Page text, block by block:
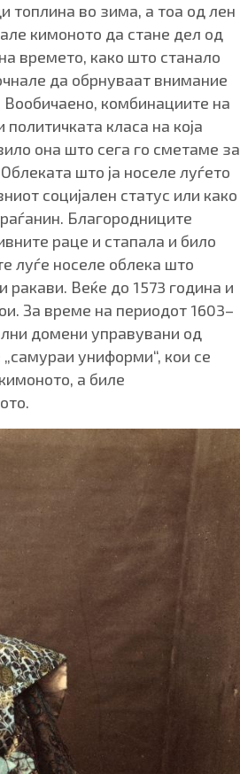
топлина во зима, а тоа од лен
кимоното да стане дел од
времето, како што станало
да обрнуваат внимание
комбинациите на
класа на која
она што сега го сметаме за
што ја носеле луѓето
социјален статус или како
Благородниците
раце и стапала и било
луѓе носеле облека што
ракави. Веќе до 1573 година и
За време на периодот 1603–
домени управувани од
униформи“, кои се
а биле